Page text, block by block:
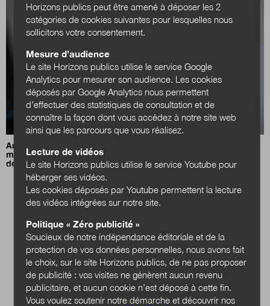
Anna Folke Larsen :
monde en voilier : beaucoup d’étapes, avant d’arriver à
destination»
Horizons publics peut être amené à déposer les 2
catégories de cookies suivantes pour lesquelles nous
sollicitons votre consentement.
Mesure d’audience
Le site Horizons publics utilise le service Google
Analytics pour mesurer son audience. Les cookies
déposés par Google Analytics nous permettent
d’effectuer des statistiques de consultation et de
connaître la façon dont vous accédez à notre site web
ainsi que les parcours que vous réalisez.
Lecture de vidéos
Le site Horizons publics utilise le service Youtube pour
héberger ses vidéos.
Les cookies déposés par Youtube permettent la lecture
des vidéos intégrées sur notre site.
Politique « Zéro publicité »
Soucieux de notre indépendance éditoriale et de la
protection de vos données personnelles, nous avons fait
le choix, sur le site Horizons publics, de ne pas proposer
de publicité : vos visites ne génèrent aucun revenu
publicitaire, et aucun cookie n’est déposé à cette fin.
Vous voulez soutenir notre démarche et découvrir nos